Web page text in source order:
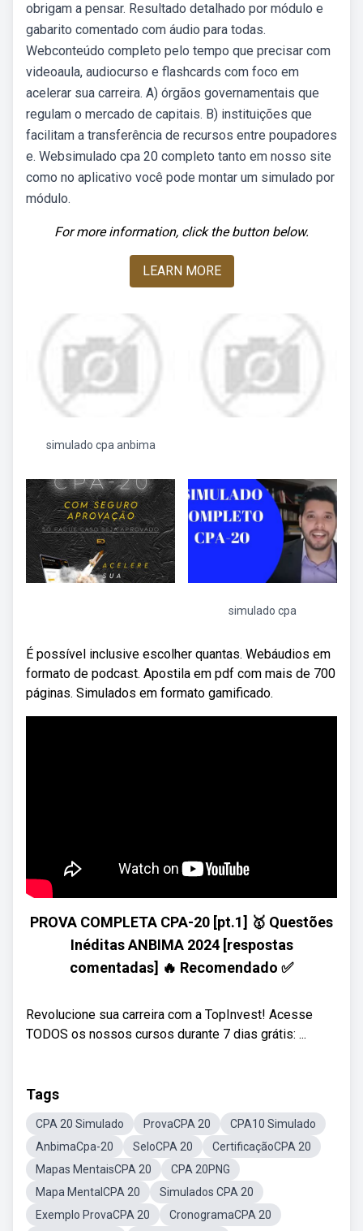
obrigam a pensar. Resultado detalhado por módulo e
gabarito comentado com áudio para todas.
Webconteúdo completo pelo tempo que precisar com
videoaula, audiocurso e flashcards com foco em
acelerar sua carreira. A) órgãos governamentais que
regulam o mercado de capitais. B) instituições que
facilitam a transferência de recursos entre poupadores
e. Websimulado cpa 20 completo tanto em nosso site
como no aplicativo você pode montar um simulado por
módulo.
For more information, click the button below.
LEARN MORE
simulado cpa anbima
simulado cpa
É possível inclusive escolher quantas. Webáudios em
formato de podcast. Apostila em pdf com mais de 700
páginas. Simulados em formato gamificado.
PROVA COMPLETA CPA-20 [pt.1] 🥇 Questões
Inéditas ANBIMA 2024 [respostas
comentadas] 🔥 Recomendado ✅
Revolucione sua carreira com a TopInvest! Acesse
TODOS os nossos cursos durante 7 dias grátis: ...
Tags
CPA 20 Simulado ProvaCPA 20
CPA10 Simulado
AnbimaCpa-20
SeloCPA 20
CertificaçãoCPA 20
Mapas MentaisCPA 20
CPA 20PNG
Mapa MentalCPA 20
Simulados CPA 20
Exemplo ProvaCPA 20
CronogramaCPA 20